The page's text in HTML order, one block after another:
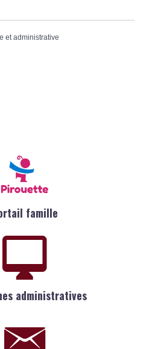
et administrative
famille
administratives